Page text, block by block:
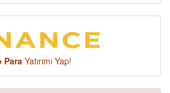
Para Yatırımı Yap!